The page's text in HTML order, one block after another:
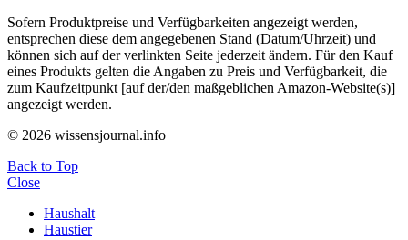
Sofern Produktpreise und Verfügbarkeiten angezeigt werden,
entsprechen diese dem angegebenen Stand (Datum/Uhrzeit) und
können sich auf der verlinkten Seite jederzeit ändern. Für den Kauf
eines Produkts gelten die Angaben zu Preis und Verfügbarkeit, die
zum Kaufzeitpunkt [auf der/den maßgeblichen Amazon-Website(s)]
angezeigt werden.
© 2026 wissensjournal.info
Back to Top
Close
Haushalt
Haustier